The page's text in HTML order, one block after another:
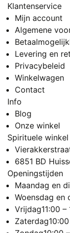
Klantenservice
Mijn account
Algemene
Levering en
Privacybeleid
Winkelwagen
Contact
Info
Blog
Onze winkel
Spirituele
6851 BD
Openingstijden
Maandag en
Woensdag en
Vrijdag11:00 –
Zaterdag